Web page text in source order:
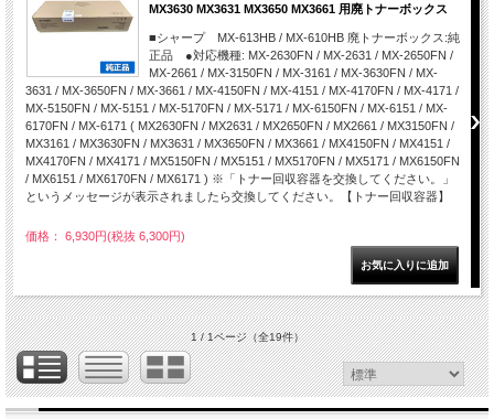
MX3630 MX3631 MX3650 MX3661 用廃トナーボックス
■シャープ MX-613HB / MX-610HB 廃トナーボックス:純
正品 ●対応機種: MX-2630FN / MX-2631 / MX-2650FN /
MX-2661 / MX-3150FN / MX-3161 / MX-3630FN / MX-
3631 / MX-3650FN / MX-3661 / MX-4150FN / MX-4151 / MX-4170FN / MX-4171 /
MX-5150FN / MX-5151 / MX-5170FN / MX-5171 / MX-6150FN / MX-6151 / MX-
6170FN / MX-6171 ( MX2630FN / MX2631 / MX2650FN / MX2661 / MX3150FN /
MX3161 / MX3630FN / MX3631 / MX3650FN / MX3661 / MX4150FN / MX4151 /
MX4170FN / MX4171 / MX5150FN / MX5151 / MX5170FN / MX5171 / MX6150FN
/ MX6151 / MX6170FN / MX6171 ) ※「トナー回収容器を交換してください。」
というメッセージが表示されましたら交換してください。【トナー回収容器】
価格： 6,930円(税抜 6,300円)
1 / 1ページ（全19件）